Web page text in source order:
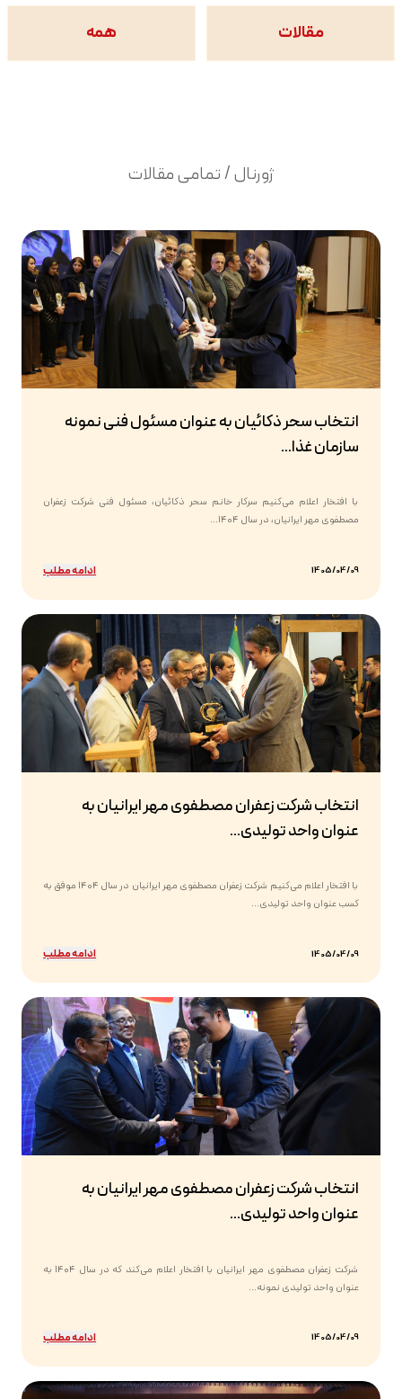
مقالات همه
ژورنال / تمامی مقالات
انتخاب سحر ذکائیان به عنوان مسئول فنی نمونه
سازمان غذا...
با افتخار اعلام می‌کنیم سرکار خانم سحر ذکائیان، مسئول فنی شرکت زعفران
مصطفوی مهر ایرانیان، در سال ۱۴۰۴...
1405/04/09 ادامه مطلب
انتخاب شرکت زعفران مصطفوی مهر ایرانیان به
عنوان واحد تولیدی...
با افتخار اعلام می‌کنیم شرکت زعفران مصطفوی مهر ایرانیان در سال ۱۴۰۴ موفق به
کسب عنوان واحد تولیدی...
1405/04/09 ادامه مطلب
انتخاب شرکت زعفران مصطفوی مهر ایرانیان به
عنوان واحد تولیدی...
شرکت زعفران مصطفوی مهر ایرانیان با افتخار اعلام می‌کند که در سال ۱۴۰۴ به
عنوان واحد تولیدی نمونه...
1405/04/09 ادامه مطلب